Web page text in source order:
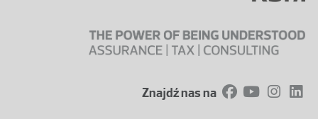
Znajdź nas na